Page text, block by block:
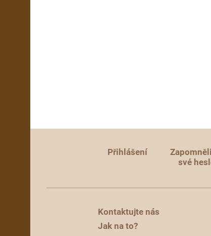
Přihlášení
své
Kontaktujte nás
Jak na to?